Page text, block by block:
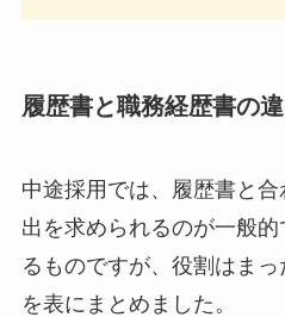
履歴書と職務経歴書の
中途採用では、履歴書と
出を求められるのが一般
るものですが、役割はま
を表にまとめました。